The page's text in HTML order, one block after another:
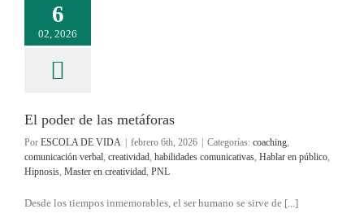
6
02, 2026
El poder de las metáforas
Por ESCOLA DE VIDA febrero 6th, 2026 Categorías: coaching,
comunicación verbal, creatividad, habilidades comunicativas, Hablar en público,
Hipnosis, Master en creatividad, PNL
Desde los tiempos inmemorables, el ser humano se sirve de [...]